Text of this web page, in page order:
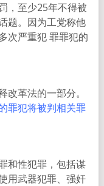
，至少25年不得被
题。因为工党称他
次严重犯 罪罪犯的
革法的一部分。
罪犯将被判相关罪
和性犯罪，包括谋
用武器犯罪、强奸